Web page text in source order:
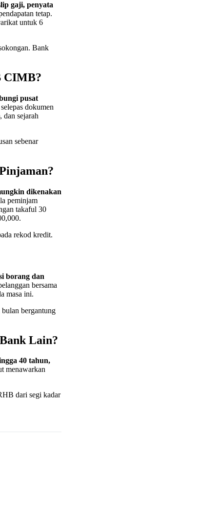
gaji, penyata
tetap.
untuk 6
Bank
CIMB?
pusat
dokumen
dan sejarah
sebenar
dikenakan
peminjam
takaful 30
rekod kredit.
borang dan
bersama
masa ini.
bergantung
Lain?
40 tahun,
menawarkan
dari segi kadar